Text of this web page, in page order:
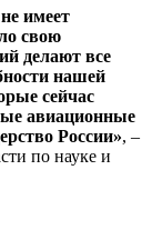
имеет
свою
делают все
нашей
сейчас
авиационные
России», –
по науке и